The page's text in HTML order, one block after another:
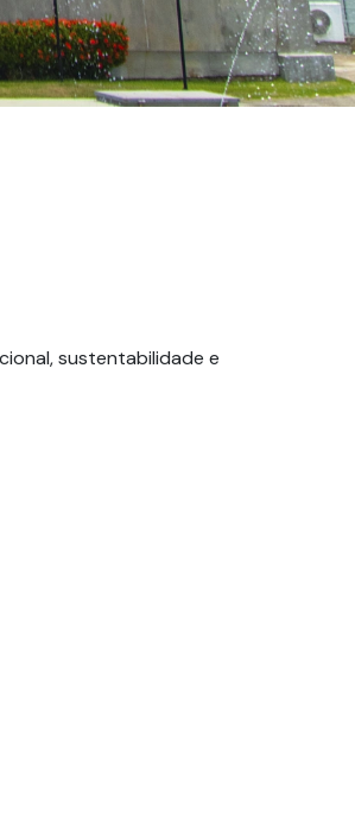
sustentabilidade e